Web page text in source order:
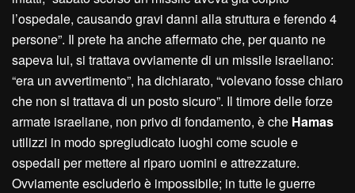
l’ospedale, causando gravi danni alla struttura e ferendo 4
persone”. Il prete ha anche affermato che, per quanto ne
sapeva lui, si trattava ovviamente di un missile israeliano:
“era un avvertimento”, ha dichiarato, “volevano fosse chiaro
che non si trattava di un posto sicuro”. Il timore delle forze
armate israeliane, non privo di fondamento, è che Hamas
utilizzi in modo spregiudicato luoghi come scuole e
ospedali per mettere al riparo uomini e attrezzature.
Ovviamente escluderlo è impossibile; in tutte le guerre